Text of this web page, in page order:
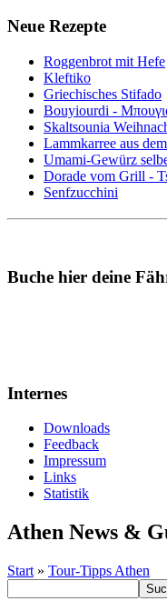
Neue Rezepte
Roggenbrot mit Hefe
Kleftiko
Griechisches Stifado
Bouyiourdi -
Skaltsounia
Lammkarree aus
Umami-Gewürz
Dorade vom Grill -
Senfzucchini
Buche hier deine
Internes
Downloads
Feedback
Impressum
Links
Statistik
Athen News &
Start » Tour-Tipps Athen